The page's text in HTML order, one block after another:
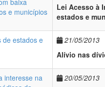
Lei Acesso à
estados e
21/05/2013
Alívio nas
20/05/2013